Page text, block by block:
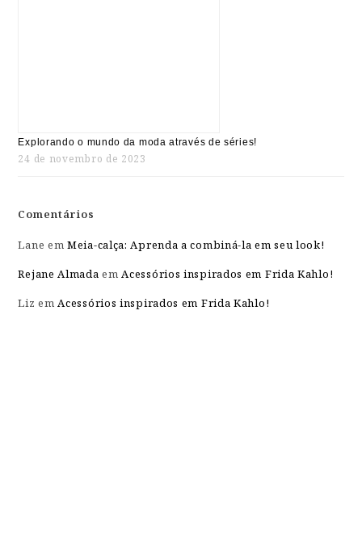
Explorando o mundo da moda através de séries!
24 de novembro de 2023
Comentários
Lane emMeia-calça: Aprenda a combiná-la em seu look!
Rejane Almada emAcessórios inspirados em Frida Kahlo!
Liz emAcessórios inspirados em Frida Kahlo!